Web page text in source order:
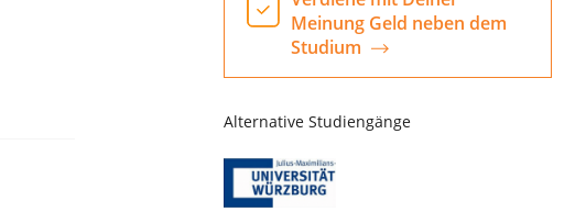
Meinung Geld neben dem
Studium
Alternative Studiengänge